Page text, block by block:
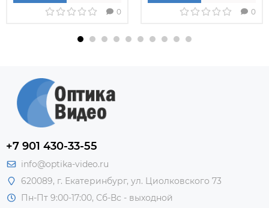
0 0
+7 901 430-33-55
info@optika-video.ru
620089, г. Екатеринбург, ул. Циолковского 73
Пн-Пт 9:00-17:00, Сб-Вс - выходной